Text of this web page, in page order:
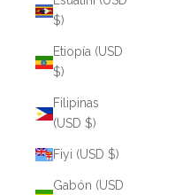
$)
Etiopía (USD
$)
Filipinas
(USD $)
Fiyi (USD $)
Gabón (USD